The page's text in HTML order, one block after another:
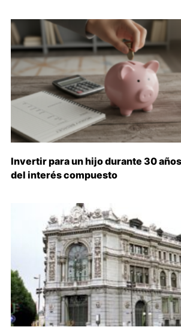
Invertir para un hijo durante 30
del interés compuesto